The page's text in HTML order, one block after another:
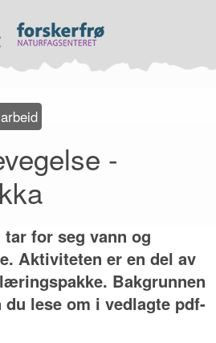
-
for seg vann og
Aktiviteten er en del av
Bakgrunnen
lese om i vedlagte pdf-